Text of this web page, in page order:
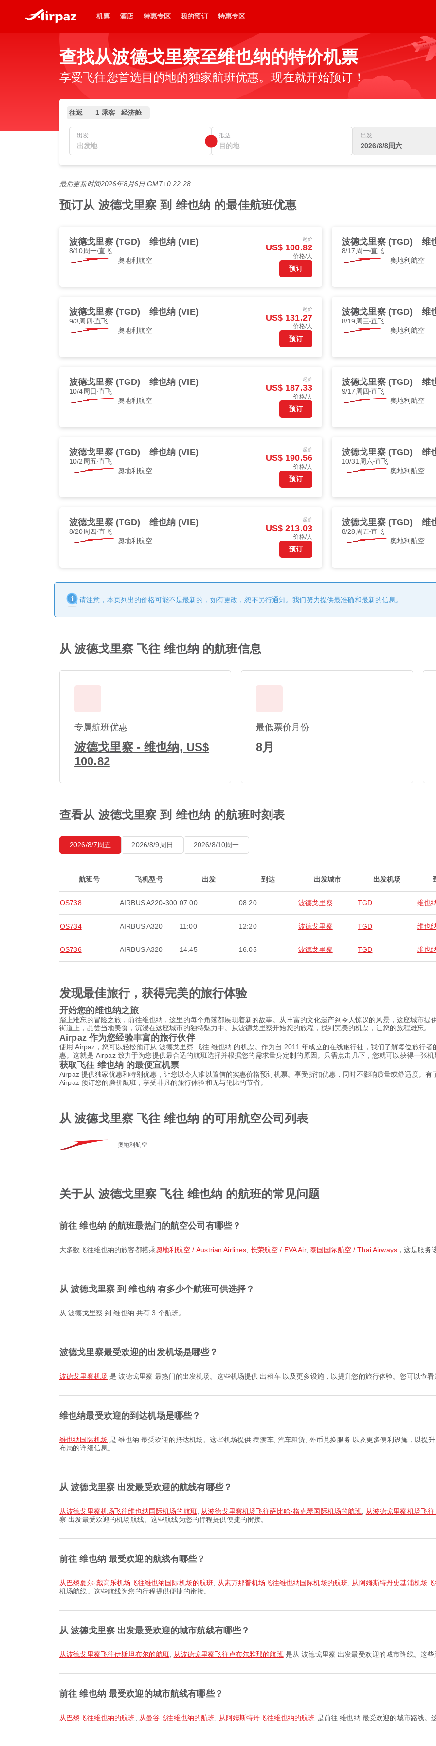
机票 酒店 特惠专区 我的预订 特惠专区
查找从波德戈里察至维也纳的特价机票
享受飞往您首选目的地的独家航班优惠。现在就开始预订！
往返 1 乘客 经济舱
出发 抵达 出发
2026/8/8周六
最后更新时间2026年8月6日 GMT+0 22:28
预订从 波德戈里察 到 维也纳 的最佳航班优惠
波德戈里察 (TGD) 维也纳 (VIE)
8/10周一直飞
奧地利航空
起价
US$ 100.82
价格/人
预订
波德戈里察 (TGD) 维
8/17周一直飞
奧地利航空
波德戈里察 (TGD) 维也纳 (VIE)
9/3周四 直飞
奧地利航空
起价
US$ 131.27
价格/人
预订
波德戈里察 (TGD) 维
8/19周三 直飞
奧地利航空
波德戈里察 (TGD) 维也纳 (VIE)
10/4周日 直飞
奧地利航空
起价
US$ 187.33
价格/人
预订
波德戈里察 (TGD) 维
9/17周四 直飞
奧地利航空
波德戈里察 (TGD) 维也纳 (VIE)
10/2周五 直飞
奧地利航空
起价
US$ 190.56
价格/人
预订
波德戈里察 (TGD) 维
10/31周六直飞
奧地利航空
波德戈里察 (TGD) 维也纳 (VIE)
8/20周四 直飞
奧地利航空
起价
US$ 213.03
价格/人
预订
波德戈里察 (TGD) 维
8/28周五 直飞
奧地利航空
请注意，本页列出的价格可能不是最新的，如有更改，恕不另行通知。我们努力提供最准确和最新的信息。
从 波德戈里察 飞往 维也纳 的航班信息
专属航班优惠
波德戈里察 - 维也纳, US$
100.82
最低票价月份
8月
查看从 波德戈里察 到 维也纳 的航班时刻表
2026/8/7周五 2026/8/9周日 2026/8/10周一
航班号 飞机型号 出发 到达 出发城市 出发机场
OS738 AIRBUS A220-300 07:00 08:20 波德戈里察 TGD 维也
OS734 AIRBUS A320 11:00 12:20 波德戈里察 TGD 维也
OS736 AIRBUS A320 14:45 16:05 波德戈里察 TGD 维也
发现最佳旅行，获得完美的旅行体验
开始您的维也纳之旅
踏上难忘的冒险之旅，前往维也纳，这里的每个角落都展现着新的故事。从丰富的文化遗产到令人惊叹的风景，这座城市提
街道上，品尝当地美食，沉浸在这座城市的独特魅力中。从波德戈里察开始您的旅程，找到完美的机票，让您的旅程难忘。
Airpaz 作为您经验丰富的旅行伙伴
使用 Airpaz，您可以轻松预订从 波德戈里察 飞往 维也纳 的机票。作为自 2011 年成立的在线旅行社，我们了解每位旅行
惠。这就是 Airpaz 致力于为您提供最合适的航班选择并根据您的需求量身定制的原因。只需点击几下，您就可以获得一张
获取飞往 维也纳 的最便宜机票
Airpaz 提供独家优惠和特别优惠，让您以令人难以置信的实惠价格预订机票。享受折扣优惠，同时不影响质量或舒适度。
Airpaz 预订您的廉价航班，享受非凡的旅行体验和无与伦比的节省。
从 波德戈里察 飞往 维也纳 的可用航空公司列表
奧地利航空
关于从 波德戈里察 飞往 维也纳 的航班的常见问题
前往 维也纳 的航班最热门的航空公司有哪些？
大多数飞往维也纳的旅客都搭乘奧地利航空 / Austrian Airlines 长荣航空 / EVA Air, 泰国国际航空 / Thai Airways，这是服务
从 波德戈里察 到 维也纳 有多少个航班可供选择？
从 波德戈里察 到 维也纳 共有 3 个航班。
波德戈里察最受欢迎的出发机场是哪些？
波德戈里察机场 是 波德戈里察 最热门的出发机场。这些机场提供 出租车 以及更多设施，以提升您的旅行体验。您可以查看
维也纳最受欢迎的到达机场是哪些？
维也纳国际机场 是 维也纳 最受欢迎的抵达机场。这些机场提供 摆渡车, 汽车租赁, 外币兑换服务 以及更多便利设施，以提
布局的详细信息。
从 波德戈里察 出发最受欢迎的航线有哪些？
从波德戈里察机场飞往维也纳国际机场的航班 从波德戈里察机场飞往萨比哈·格克琴国际机场的航班 从波德戈里察机场飞
察 出发最受欢迎的机场航线。这些航线为您的行程提供便捷的衔接。
前往 维也纳 最受欢迎的航线有哪些？
从巴黎夏尔·戴高乐机场飞往维也纳国际机场的航班 从素万那普机场飞往维也纳国际机场的航班 从阿姆斯特丹史基浦机场
机场航线。这些航线为您的行程提供便捷的衔接。
从 波德戈里察 出发最受欢迎的城市航线有哪些？
从波德戈里察飞往伊斯坦布尔的航班 从波德戈里察飞往卢布尔雅那的航班 是从 波德戈里察 出发最受欢迎的城市路线。这些
前往 维也纳 最受欢迎的城市航线有哪些？
从巴黎飞往维也纳的航班 从曼谷飞往维也纳的航班 从阿姆斯特丹飞往维也纳的航班 是前往 维也纳 最受欢迎的城市路线。